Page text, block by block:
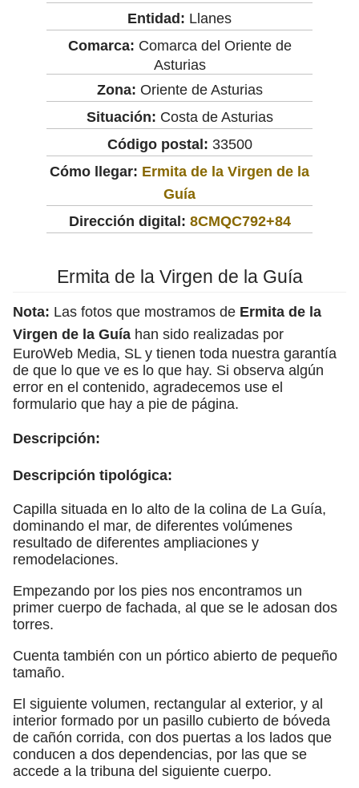
Entidad: Llanes
Comarca: Comarca del Oriente de
Asturias
Zona: Oriente de Asturias
Situación: Costa de Asturias
Código postal: 33500
Cómo llegar: Ermita de la Virgen de la
Guía
Dirección digital: 8CMQC792+84
Ermita de la Virgen de la Guía
Nota: Las fotos que mostramos de Ermita de la
Virgen de la Guía han sido realizadas por
EuroWeb Media, SL y tienen toda nuestra garantía
de que lo que ve es lo que hay. Si observa algún
error en el contenido, agradecemos use el
formulario que hay a pie de página.
Descripción:
Descripción tipológica:
Capilla situada en lo alto de la colina de La Guía,
dominando el mar, de diferentes volúmenes
resultado de diferentes ampliaciones y
remodelaciones.
Empezando por los pies nos encontramos un
primer cuerpo de fachada, al que se le adosan dos
torres.
Cuenta también con un pórtico abierto de pequeño
tamaño.
El siguiente volumen, rectangular al exterior, y al
interior formado por un pasillo cubierto de bóveda
de cañón corrida, con dos puertas a los lados que
conducen a dos dependencias, por las que se
accede a la tribuna del siguiente cuerpo.